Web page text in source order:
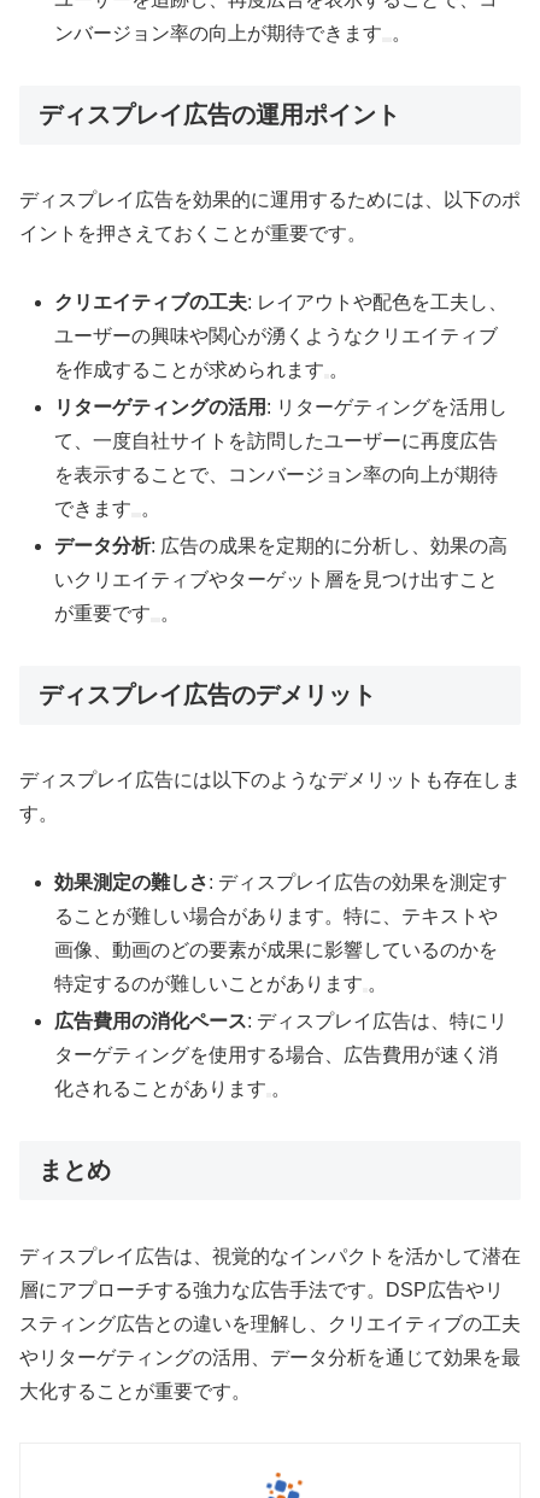
ンバージョン率の向上が期待できます
。
ディスプレイ広告の運用ポイント
ディスプレイ広告を効果的に運用するためには、以下のポ
イントを押さえておくことが重要です。
クリエイティブの工夫: レイアウトや配色を工夫し、
ユーザーの興味や関心が湧くようなクリエイティブ
を作成することが求められます 。
リターゲティングの活用 : リターゲティングを活用し
て、一度自社サイトを訪問したユーザーに再度広告
を表示することで、コンバージョン率の向上が期待
できます
。
データ分析: 広告の成果を定期的に分析し、効果の高
いクリエイティブやターゲット層を見つけ出すこと
が重要です
。
ディスプレイ広告のデメリット
ディスプレイ広告には以下のようなデメリットも存在しま
す。
効果測定の難しさ: ディスプレイ広告の効果を測定す
ることが難しい場合があります。特に、テキストや
画像、動画のどの要素が成果に影響しているのかを
特定するのが難しいことがあります 。
広告費用の消化ペース: ディスプレイ広告は、特にリ
ターゲティングを使用する場合、広告費用が速く消
化されることがあります 。
まとめ
ディスプレイ広告は、視覚的なインパクトを活かして潜在
層にアプローチする強力な広告手法です。DSP広告やリ
スティング広告との違いを理解し、クリエイティブの工夫
やリターゲティングの活用、データ分析を通じて効果を最
大化することが重要です。